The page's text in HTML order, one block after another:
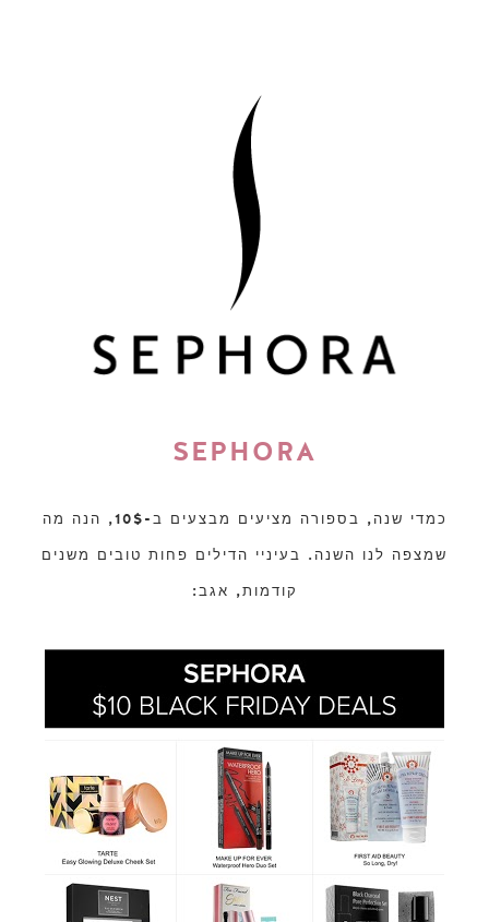
SEPHORA
כמדי שנה, בספורה מציעים מבצעים ב-10$, הנה מה
שמצפה לנו השנה. בעיניי הדילים פחות טובים משנים
קודמות, אגב: